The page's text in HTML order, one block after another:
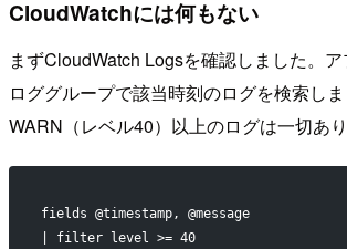
CloudWatchには何もない
まずCloudWatch Logsを確認しました。
ロググループで該当時刻のログを検索しま
WARN（レベル40）以上のログは一切あり
fields @timestamp, @message
| filter level >= 40